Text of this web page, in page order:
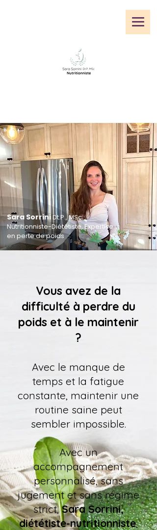
Sara SorriniDt.P., MSc
Nutritionniste-Diététiste, Expertise
en perte de poids
Vous avez de la
difficulté à perdre du
poids et à le maintenir
?
Avec le manque de
temps et la fatigue
constante, maintenir une
routine saine peut
sembler impossible.
Avec un
accompagnement
personnalisé, sans
jugement et sans régime
strict,Sara Sorrini,
diététiste-nutritionniste,